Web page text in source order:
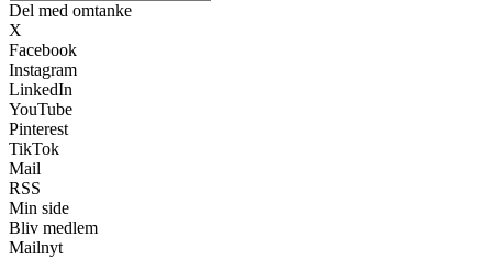
Del med omtanke
X
Facebook
Instagram
LinkedIn
YouTube
Pinterest
TikTok
Mail
RSS
Min side
Bliv medlem
Mailnyt